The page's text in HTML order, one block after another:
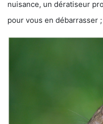
nuisance, un dératiseur
pour vous en débarrasser ;